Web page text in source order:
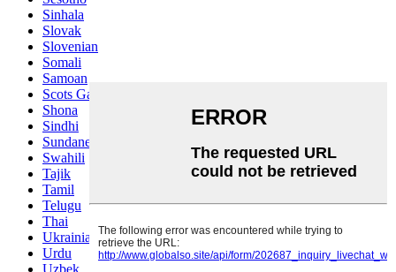
Sinhala
Slovak
Slovenian
Somali
Samoan
Scots Gaelic
Shona
Sindhi
Sundanese
Swahili
Tajik
Tamil
Telugu
Thai
Ukrainian
Urdu
Uzbek